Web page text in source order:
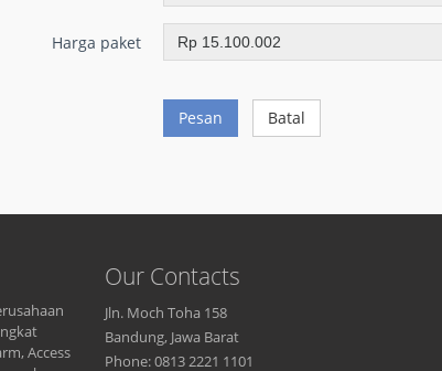
Harga paket
Pesan Batal
Access
Our Contacts
Jln. Moch Toha 158
Bandung, Jawa Barat
Phone: 0813 2221 1101